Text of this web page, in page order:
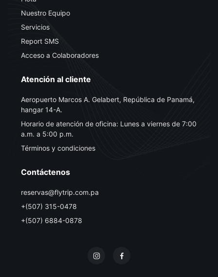
Nuestro Equipo
Servicios
Report SMS
Acceso a Colaboradores
Atención al cliente
Aeropuerto Marcos A. Gelabert, República de Panamá,
hangar 14-A.
Horario de atención de oficina: Lunes a viernes de 7:00
a.m. a 5:00 p.m.
Términos y condiciones
Contáctenos
reservas@flytrip.com.pa
+(507) 315-0478
+(507) 6884-0878